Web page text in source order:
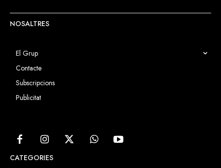
NOSALTRES
El Grup
Contacte
Subscripcions
Publicitat
CATEGORIES